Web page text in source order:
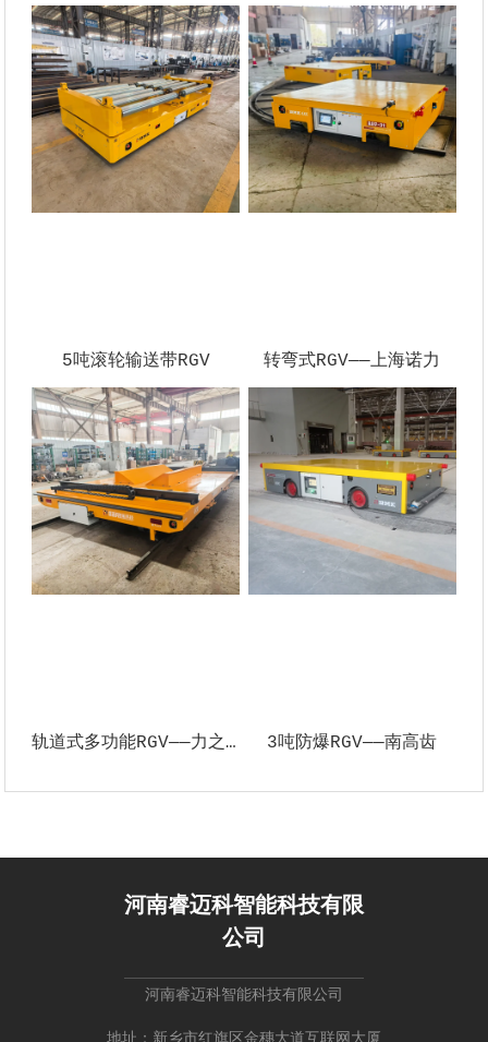
5吨滚轮输送带RGV 转弯式RGV——上海诺力
轨道式多功能RGV——力之杰 3吨防爆RGV——南高齿
河南睿迈科智能科技有限
公司
河南睿迈科智能科技有限公司
地址：新乡市红旗区金穗大道互联网大厦